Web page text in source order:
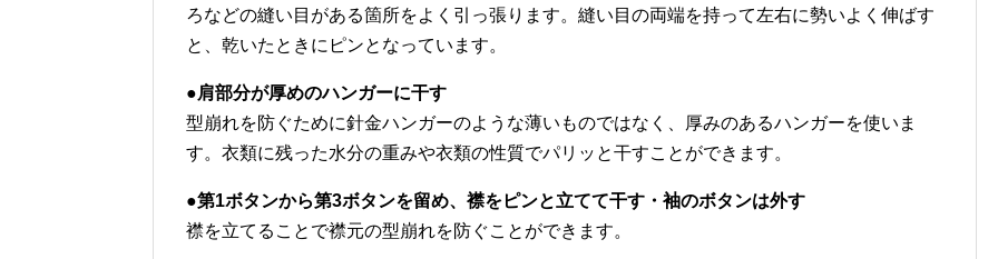
ろなどの縫い目がある箇所をよく引っ張ります。縫い目の両端を持って左右に勢いよく伸ばす
と、乾いたときにピンとなっています。
●肩部分が厚めのハンガーに干す
型崩れを防ぐために針金ハンガーのような薄いものではなく、厚みのあるハンガーを使いま
す。衣類に残った水分の重みや衣類の性質でパリッと干すことができます。
●第1ボタンから第3ボタンを留め、襟をピンと立てて干す・袖のボタンは外す
襟を立てることで襟元の型崩れを防ぐことができます。